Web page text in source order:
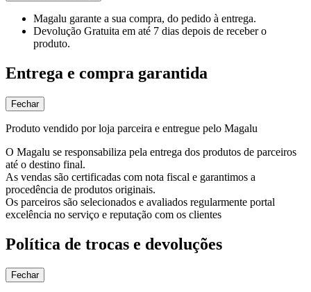
Magalu garante a sua compra, do pedido à entrega.
Devolução Gratuita em até 7 dias depois de receber o
produto.
Entrega e compra garantida
Fechar
Produto vendido por loja parceira e entregue pelo Magalu
O Magalu se responsabiliza pela entrega dos produtos de parceiros
até o destino final.
As vendas são certificadas com nota fiscal e garantimos a
procedência de produtos originais.
Os parceiros são selecionados e avaliados regularmente portal
excelência no serviço e reputação com os clientes
Política de trocas e devoluções
Fechar